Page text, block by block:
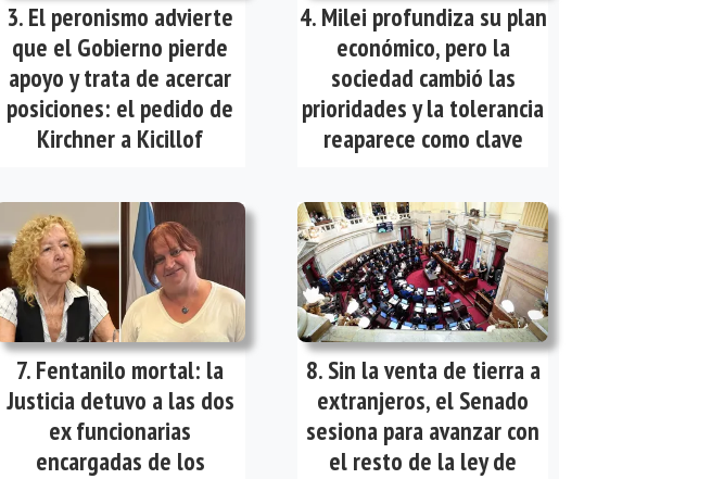
El peronismo advierte
que el Gobierno pierde
apoyo y trata de acercar
posiciones: el pedido de
Kirchner a Kicillof
Milei profundiza su plan
económico, pero la
sociedad cambió las
prioridades y la tolerancia
reaparece como clave
Fentanilo mortal: la
Justicia detuvo a las dos
ex funcionarias
encargadas de los
Sin la venta de tierra a
extranjeros, el Senado
sesiona para avanzar con
el resto de la ley de